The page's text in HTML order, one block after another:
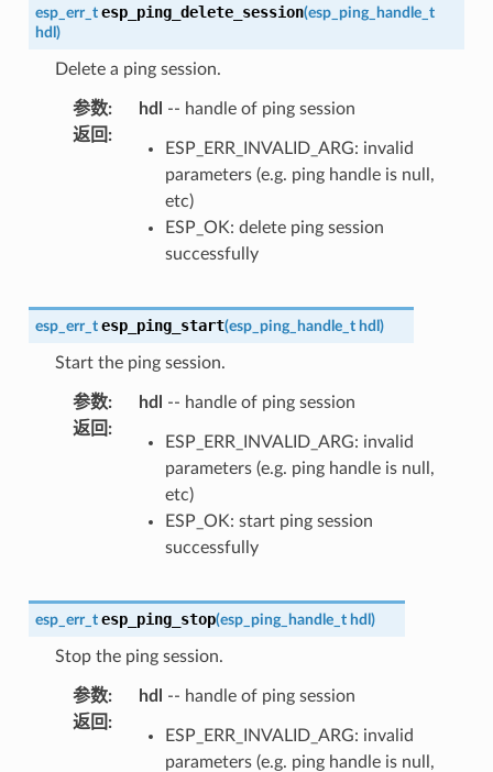
esp_err_t esp_ping_delete_session(esp_ping_handle_t
hdl )
Delete a ping session.
参数: hdl
-- handle of ping session
返回 :
ESP_ERR_INVALID_ARG: invalid
parameters (e.g. ping handle is null,
etc)
ESP_OK: delete ping session
successfully
esp_err_t esp_ping_start(esp_ping_handle_t hdl )
Start the ping session.
参数: hdl
-- handle of ping session
返回 :
ESP_ERR_INVALID_ARG: invalid
parameters (e.g. ping handle is null,
etc)
ESP_OK: start ping session
successfully
esp_err_t esp_ping_stop(esp_ping_handle_t hdl )
Stop the ping session.
参数: hdl
-- handle of ping session
返回 :
ESP_ERR_INVALID_ARG: invalid
parameters (e.g. ping handle is null,